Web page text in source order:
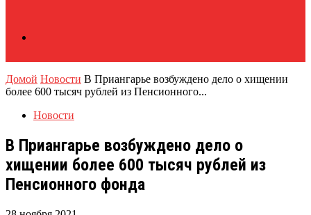
Домой Новости В Приангарье возбуждено дело о хищении
более 600 тысяч рублей из Пенсионного...
Новости
В Приангарье возбуждено дело о
хищении более 600 тысяч рублей из
Пенсионного фонда